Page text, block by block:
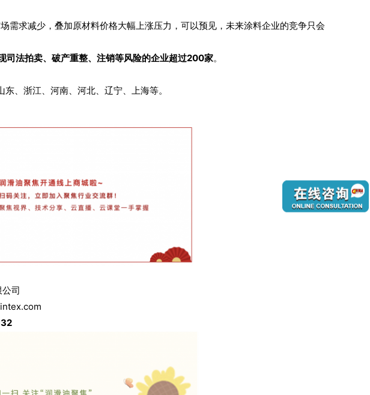
需求减少，叠加原材料价格大幅上涨压力，可以预见，未来涂料企业的竞争只会
司法拍卖、破产重整、注销等风险的企业超过200家。
东、浙江、河南、河北、辽宁、上海等。
司